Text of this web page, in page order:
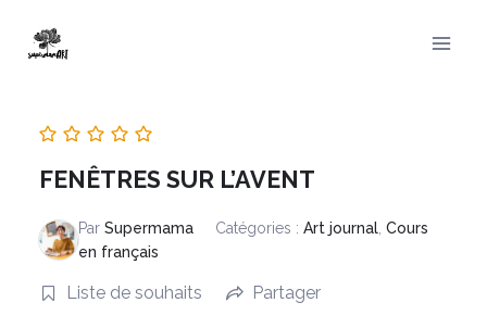
FENÊTRES SUR L’AVENT
Par Supermama Catégories : Art journal Cours
en français
Liste de souhaits Partager